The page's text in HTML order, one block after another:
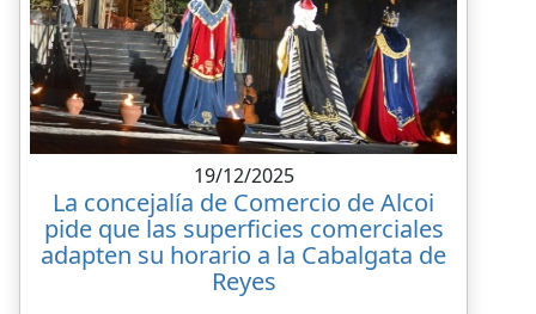
19/12/2025
La concejalía de Comercio de Alcoi
pide que las superficies comerciales
adapten su horario a la Cabalgata de
Reyes